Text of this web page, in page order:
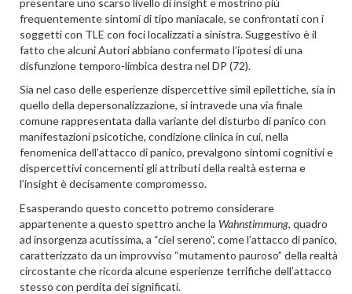
frequentemente sintomi di tipo maniacale, se confrontati con i
soggetti con TLE con foci localizzati a sinistra. Suggestivo è il
fatto che alcuni Autori abbiano confermato l’ipotesi di una
disfunzione temporo-limbica destra nel DP (72).
Sia nel caso delle esperienze dispercettive simil epilettiche, sia in
quello della depersonalizzazione, si intravede una via finale
comune rappresentata dalla variante del disturbo di panico con
manifestazioni psicotiche, condizione clinica in cui, nella
fenomenica dell’attacco di panico, prevalgono sintomi cognitivi e
dispercettivi concernenti gli attributi della realtà esterna e
l’insight è decisamente compromesso.
Esasperando questo concetto potremo considerare
appartenente a questo spettro anche la Wahnstimmung, quadro
ad insorgenza acutissima, a “ciel sereno”, come l’attacco di panico,
caratterizzato da un improvviso “mutamento pauroso” della realtà
circostante che ricorda alcune esperienze terrifiche dell’attacco
stesso con perdita dei significati.